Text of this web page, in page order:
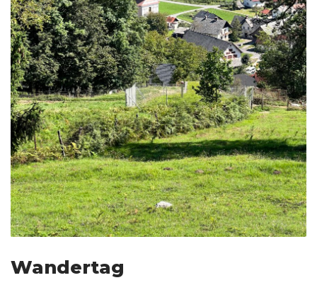
Wandertag